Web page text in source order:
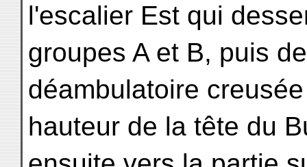
l'escalier Est qui
groupes A et B, puis
déambulatoire
hauteur de la tête du